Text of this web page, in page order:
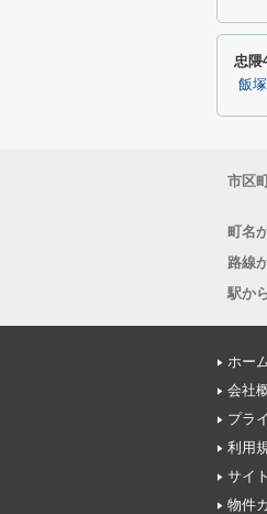
忠隈
飯塚
市区
町名
路線
駅か
ホー
会社
プラ
利用
サイ
物件